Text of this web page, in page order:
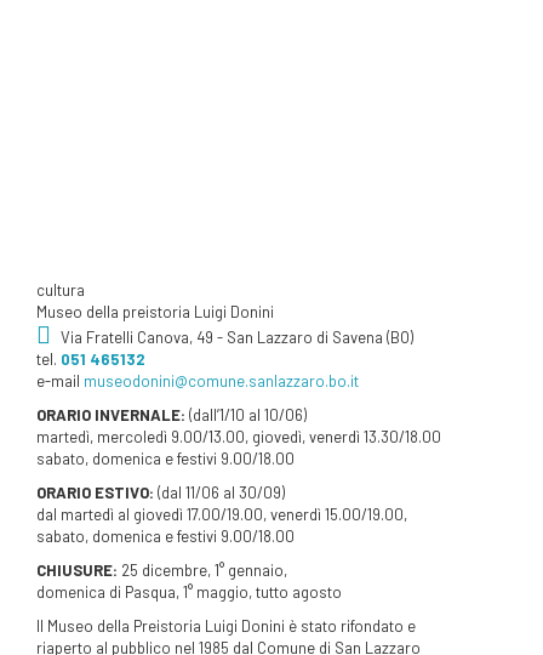
cultura
Museo della preistoria Luigi Donini
Via Fratelli Canova, 49 - San Lazzaro di Savena (BO)
tel. 051 465132
e-mail museodonini@comune.sanlazzaro.bo.it
ORARIO INVERNALE: (dall’1/10 al 10/06)
martedì, mercoledì 9.00/13.00, giovedì, venerdì 13.30/18.00
sabato, domenica e festivi 9.00/18.00
ORARIO ESTIVO: (dal 11/06 al 30/09)
dal martedì al giovedì 17.00/19.00, venerdì 15.00/19.00,
sabato, domenica e festivi 9.00/18.00
CHIUSURE: 25 dicembre, 1° gennaio,
domenica di Pasqua, 1° maggio, tutto agosto
Il Museo della Preistoria Luigi Donini è stato rifondato e
riaperto al pubblico nel 1985 dal Comune di San Lazzaro